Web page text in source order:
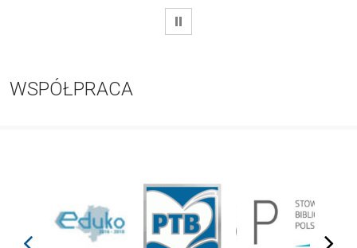
WSTRZYMAJ
WSPÓŁPRACA
prev next